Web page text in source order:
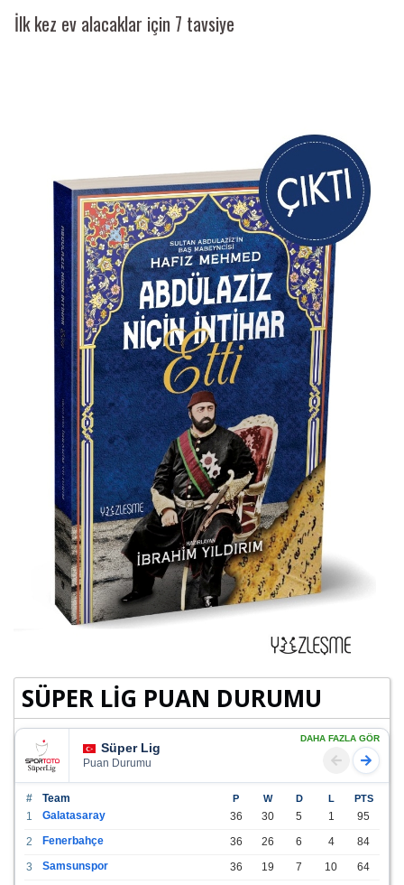
İlk kez ev alacaklar için 7 tavsiye
SÜPER LİG PUAN DURUMU
Süper Lig
Puan Durumu
DAHA FAZLA GÖR
# Team P W D L PTS
1 Galatasaray 36 30 5 1
95
2
Fenerbahçe 36 26 6 4
84
3
Samsunspor 36 19 7 10
64